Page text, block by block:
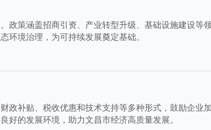
策涵盖招商引资、产业转型升级、基础设施建设等领
环境治理，为可持续发展奠定基础。
政补贴、税收优惠和技术支持等多种形式，鼓励企业
的发展环境，助力文昌市经济高质量发展。